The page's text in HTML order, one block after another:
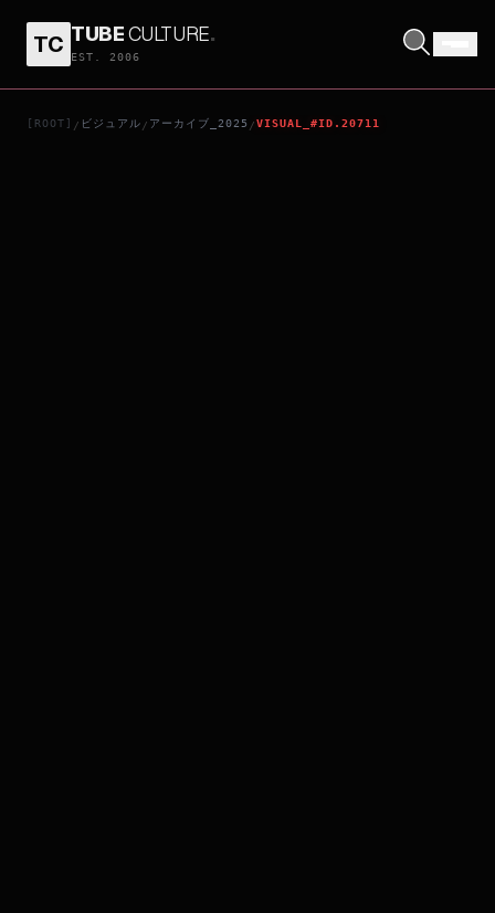
TC TUBECULTURE.
EST. 2006
[ROOT] / ビジュアル / アーカイブ_2025 /VISUAL_#ID.20711
アン・リー／はじまりの物語